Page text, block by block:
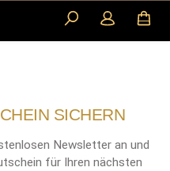
SICHERN
Newsletter an und
für Ihren nächsten